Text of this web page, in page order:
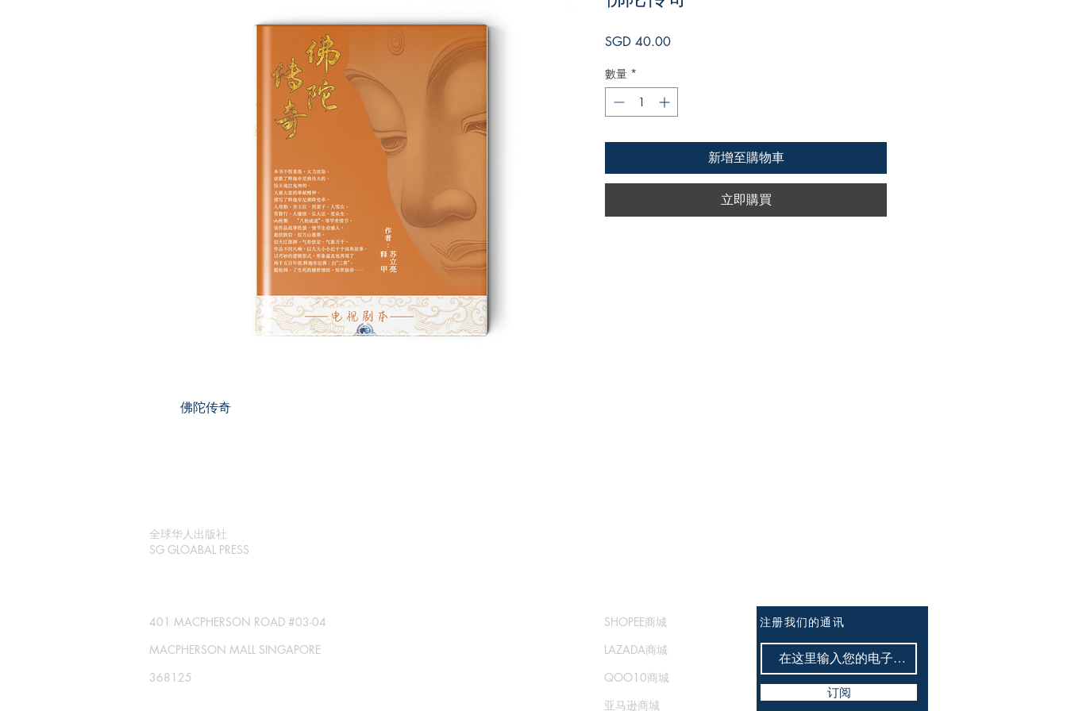
佛陀传奇
SGD 40.00價
數量 *
新增至購物車
立即購買
全球华人出版社
SG GLOABAL PRESS
401 MACPHERSON ROAD #03-04
MACPHERSON MALL SINGAPORE
368125
SHOPEE商城
LAZADA商城
QOO10商城
亚马逊商城
注册我们的通讯
订阅